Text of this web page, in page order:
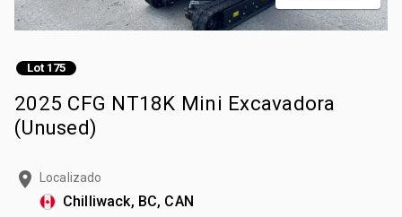
Lot 175
2025 CFG NT18K Mini Excavadora
(Unused)
Localizado
Chilliwack, BC, CAN